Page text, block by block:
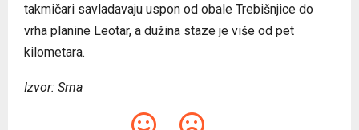
takmičari savladavaju uspon od obale Trebišnjice do
vrha planine Leotar, a dužina staze je više od pet
kilometara.
Izvor: Srna